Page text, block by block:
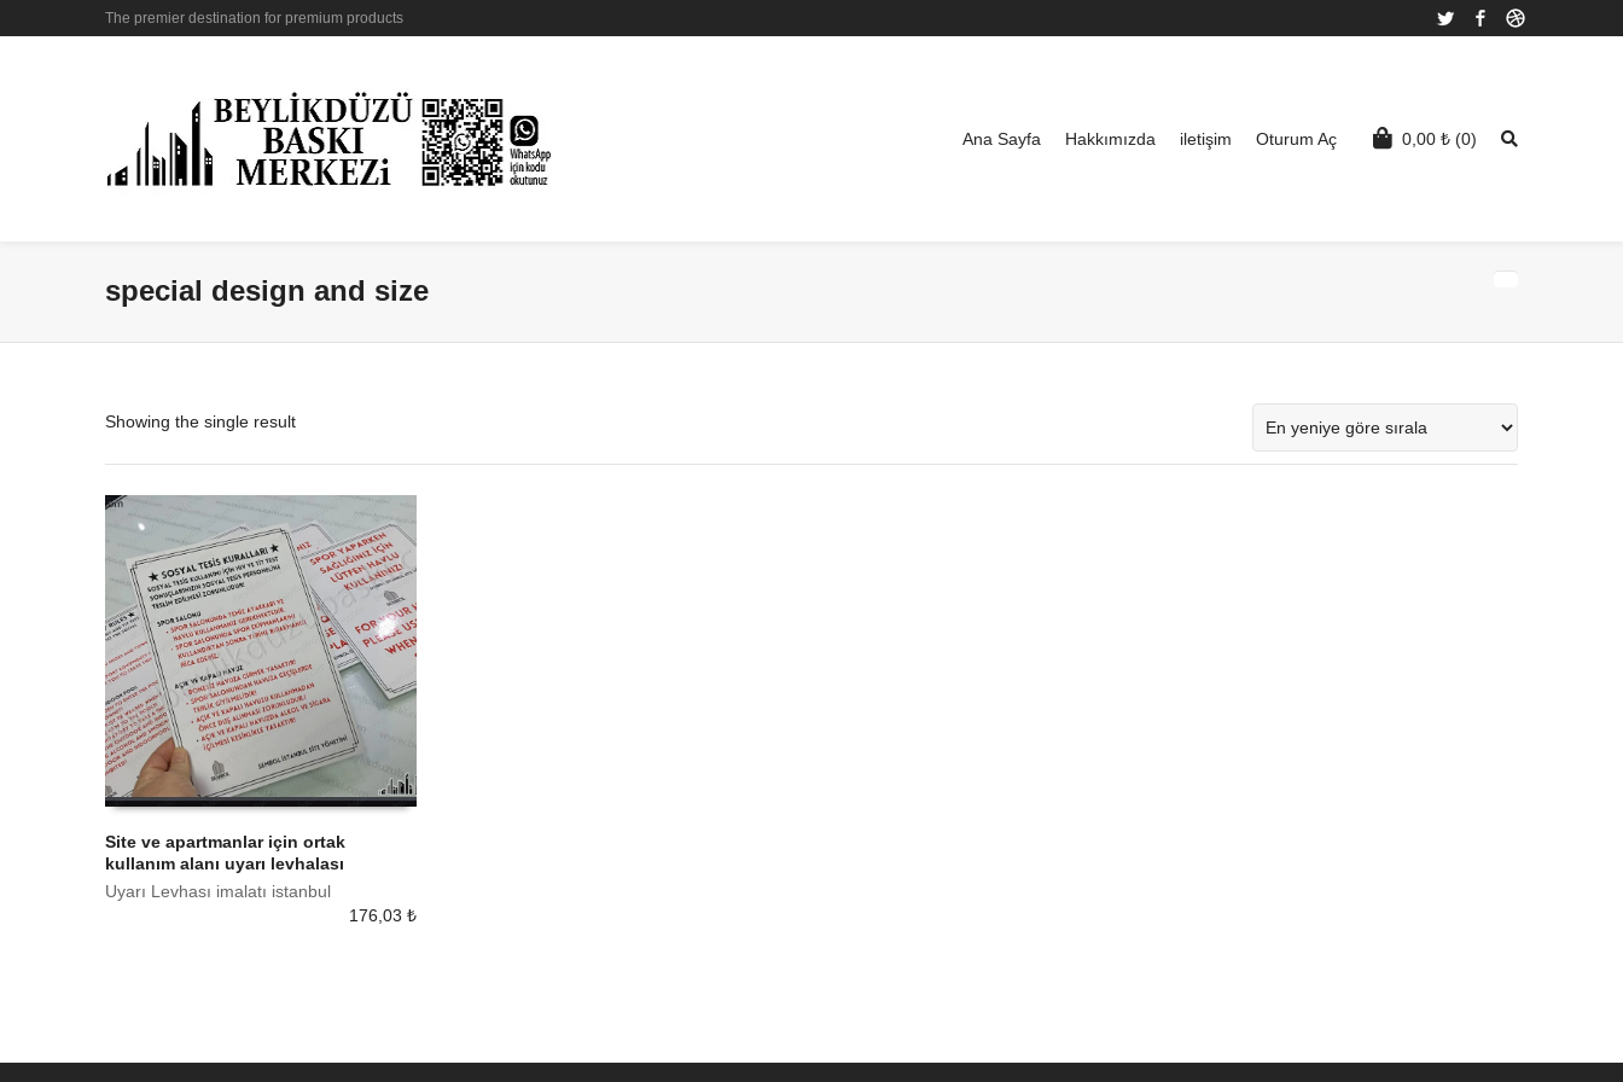
The premier destination for premium products Twitter Facebook
0,00 ₺ (0)
Ana Sayfa Hakkımızda iletişim Oturum Aç
special design and size
Showing the single result
Site ve apartmanlar için ortak
kullanım alanı uyarı levhalası
Uyarı Levhası imalatı istanbul
176,03 ₺